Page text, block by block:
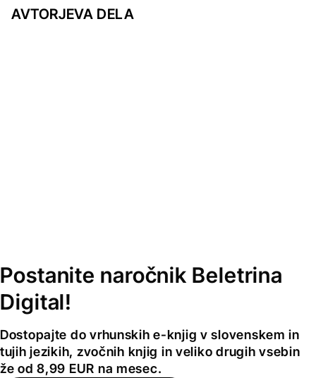
AVTORJEVA DELA
Postanite naročnik Beletrina
Digital!
Dostopajte do vrhunskih e-knjig v slovenskem in
tujih jezikih, zvočnih knjig in veliko drugih vsebin
že od 8,99 EUR na mesec.